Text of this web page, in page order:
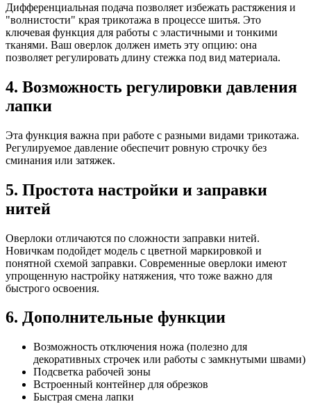
Дифференциальная подача позволяет избежать растяжения и
"волнистости" края трикотажа в процессе шитья. Это
ключевая функция для работы с эластичными и тонкими
тканями. Ваш оверлок должен иметь эту опцию: она
позволяет регулировать длину стежка под вид материала.
4. Возможность регулировки давления
лапки
Эта функция важна при работе с разными видами трикотажа.
Регулируемое давление обеспечит ровную строчку без
сминания или затяжек.
5. Простота настройки и заправки
нитей
Оверлоки отличаются по сложности заправки нитей.
Новичкам подойдет модель с цветной маркировкой и
понятной схемой заправки. Современные оверлоки имеют
упрощенную настройку натяжения, что тоже важно для
быстрого освоения.
6. Дополнительные функции
Возможность отключения ножа (полезно для
декоративных строчек или работы с замкнутыми швами)
Подсветка рабочей зоны
Встроенный контейнер для обрезков
Быстрая смена лапки